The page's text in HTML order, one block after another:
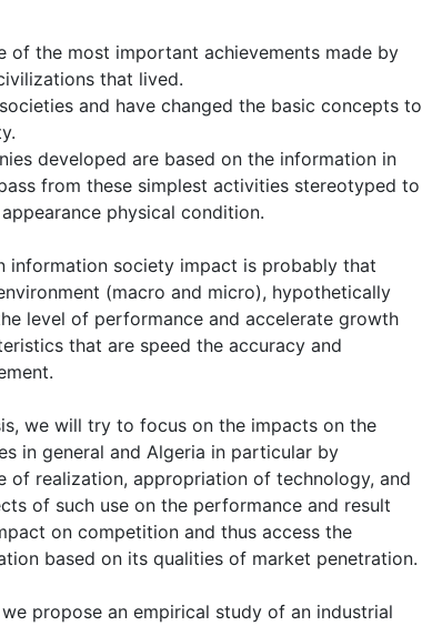
of the most important achievements made by
that lived.
and have changed the basic concepts to
developed are based on the information in
from these simplest activities stereotyped to
physical condition.
information society impact is probably that
(macro and micro), hypothetically
level of performance and accelerate growth
that are speed the accuracy and
we will try to focus on the impacts on the
in general and Algeria in particular by
of realization, appropriation of technology, and
of such use on the performance and result
on competition and thus access the
based on its qualities of market penetration.
propose an empirical study of an industrial